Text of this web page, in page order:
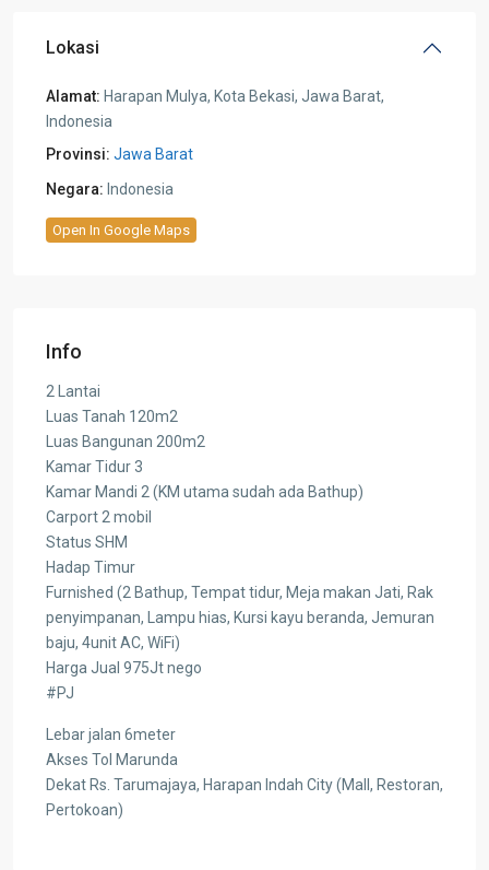
Lokasi
Alamat: Harapan Mulya, Kota Bekasi, Jawa Barat,
Indonesia
Provinsi: Jawa Barat
Negara: Indonesia
Open In Google Maps
Info
2 Lantai
Luas Tanah 120m2
Luas Bangunan 200m2
Kamar Tidur 3
Kamar Mandi 2 (KM utama sudah ada Bathup)
Carport 2 mobil
Status SHM
Hadap Timur
Furnished (2 Bathup, Tempat tidur, Meja makan Jati, Rak
penyimpanan, Lampu hias, Kursi kayu beranda, Jemuran
baju, 4unit AC, WiFi)
Harga Jual 975Jt nego
#PJ
Lebar jalan 6meter
Akses Tol Marunda
Dekat Rs. Tarumajaya, Harapan Indah City (Mall, Restoran,
Pertokoan)